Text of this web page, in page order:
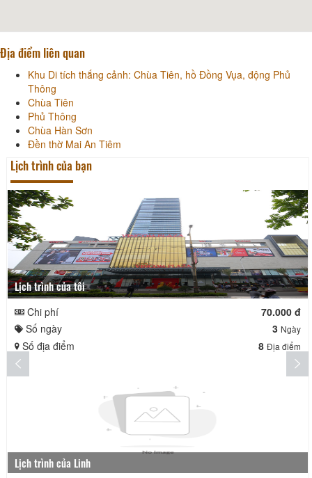
Địa điểm liên quan
Khu Di tích thắng cảnh: Chùa Tiên, hồ Đồng Vụa, động Phủ
Thông
Chùa Tiên
Phủ Thông
Chùa Hàn Sơn
Đền thờ Mai An Tiêm
Lịch trình của bạn
Lịch trình của tôi
Chi phí
70.000 đ
Số ngày
3 Ngày
Số địa điểm 8 Địa điểm
Lịch trình của Linh